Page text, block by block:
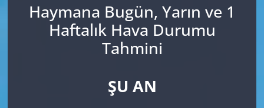
Haymana Bugün, Yarın ve 1
Haftalık Hava Durumu
Tahmini
ŞU AN
ÇEVRE
Süper Lig Puan Durumu ve Fikstür
Tüm Manşetler